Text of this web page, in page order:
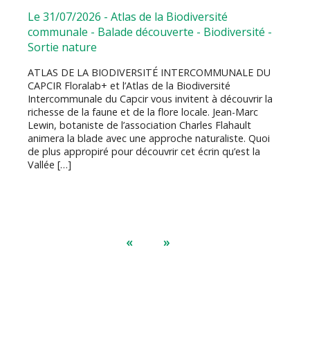
Le 31/07/2026 - Atlas de la Biodiversité
communale - Balade découverte - Biodiversité -
Sortie nature
ATLAS DE LA BIODIVERSITÉ INTERCOMMUNALE DU
CAPCIR Floralab+ et l’Atlas de la Biodiversité
Intercommunale du Capcir vous invitent à découvrir la
richesse de la faune et de la flore locale. Jean-Marc
Lewin, botaniste de l’association Charles Flahault
animera la blade avec une approche naturaliste. Quoi
de plus appropiré pour découvrir cet écrin qu’est la
Vallée […]
« »